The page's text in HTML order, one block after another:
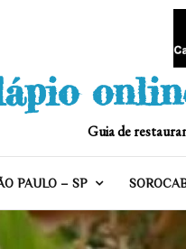
Guia de
PAULO – SP